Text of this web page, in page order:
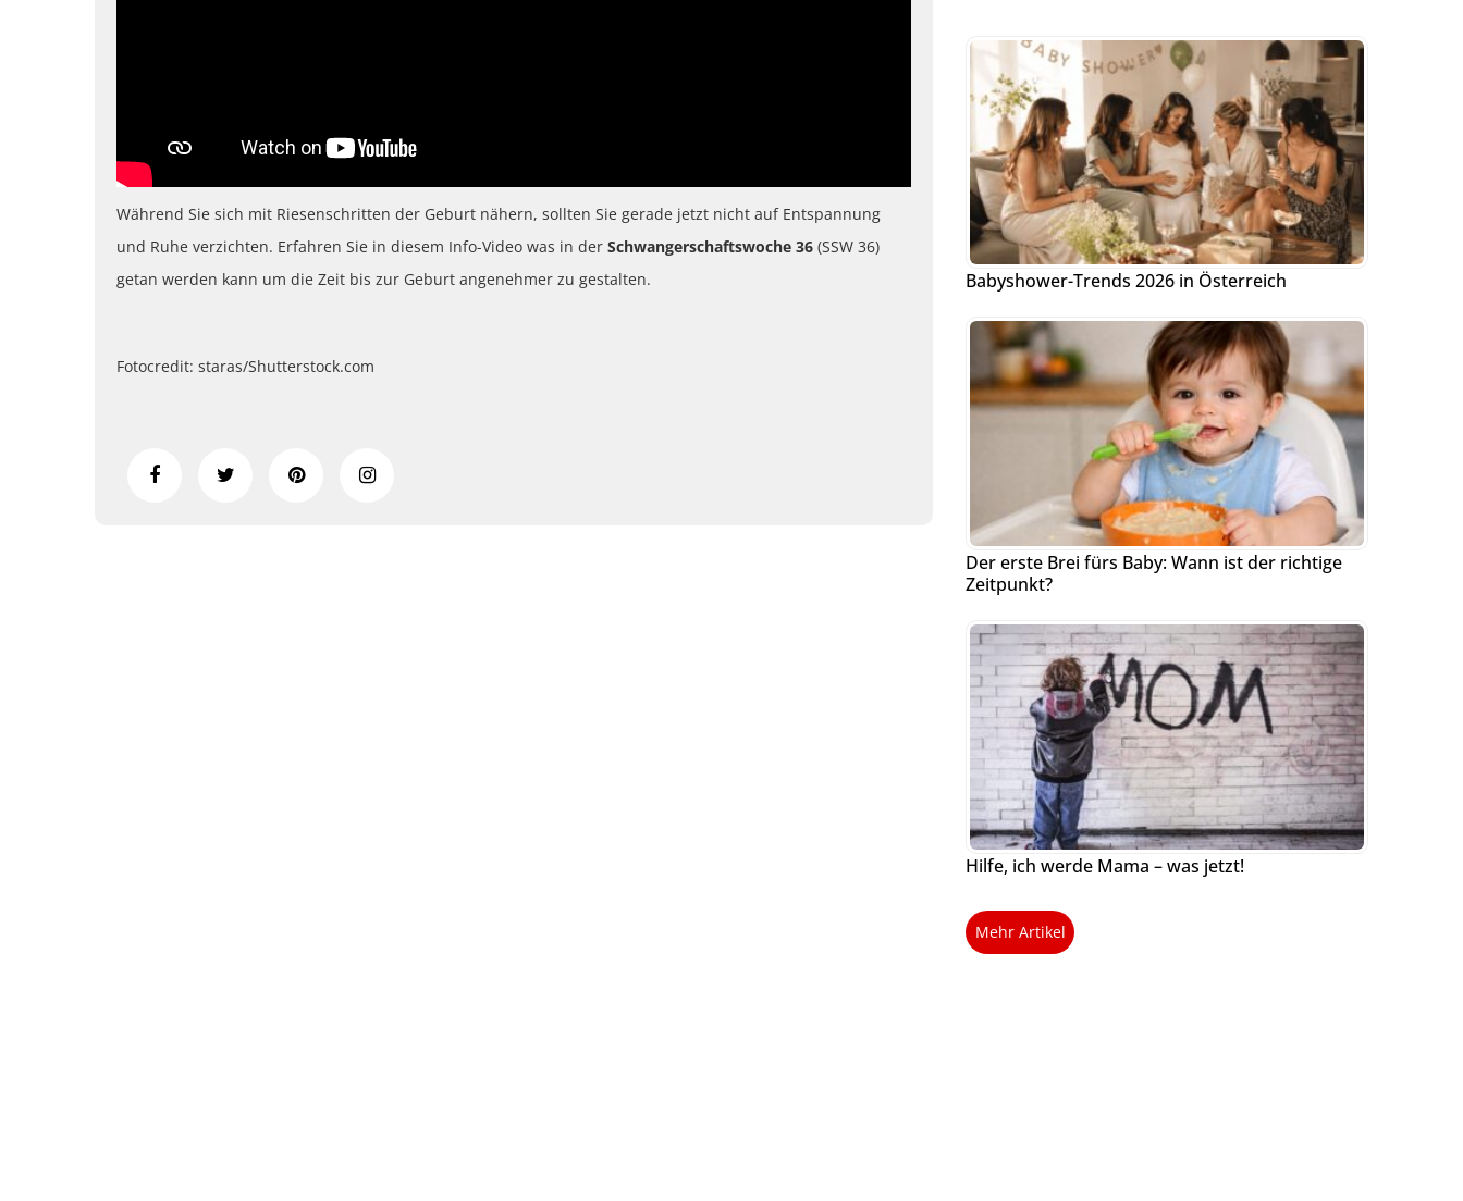
Während Sie sich mit Riesenschritten der Geburt nähern, sollten Sie gerade jetzt nicht auf Entspannung
und Ruhe verzichten. Erfahren Sie in diesem Info-Video was in der Schwangerschaftswoche 36 (SSW 36)
getan werden kann um die Zeit bis zur Geburt angenehmer zu gestalten.
Fotocredit: staras/Shutterstock.com
Babyshower-Trends 2026 in Österreich
Der erste Brei fürs Baby: Wann ist der richtige
Zeitpunkt?
Hilfe, ich werde Mama – was jetzt!
Mehr Artikel